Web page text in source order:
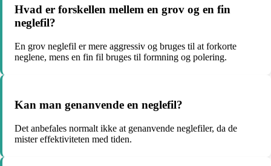
Hvad er forskellen mellem en grov og en fin
neglefil?
En grov neglefil er mere aggressiv og bruges til at forkorte
neglene, mens en fin fil bruges til formning og polering.
Kan man genanvende en neglefil?
Det anbefales normalt ikke at genanvende neglefiler, da de
mister effektiviteten med tiden.